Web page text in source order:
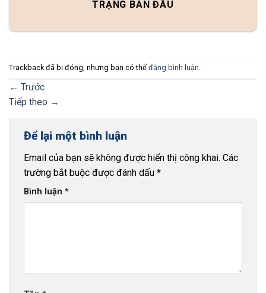
TRẠNG BAN ĐẦU
Trackback đã bị đóng, nhưng bạn có thể đăng bình luận.
← Trước
Tiếp theo →
Để lại một bình luận
Email của bạn sẽ không được hiển thị công khai. Các
trường bắt buộc được đánh dấu *
Bình luận *